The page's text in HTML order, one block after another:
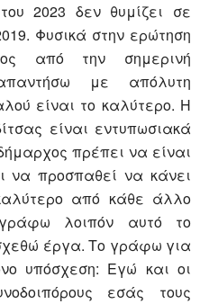
2023 δεν θυμίζει σε
Φυσικά στην ερώτηση
από την σημερινή
με απόλυτη
είναι το καλύτερο. Η
είναι εντυπωσιακά
πρέπει να είναι
να προσπαθεί να κάνει
από κάθε άλλο
λοιπόν αυτό το
έργα. Το γράφω για
υπόσχεση: Εγώ και οι
εσάς τους